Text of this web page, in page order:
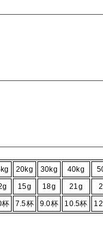
20kg 30kg 40kg
15g 18g 21g
杯 7.5杯 9.0杯 10.5杯